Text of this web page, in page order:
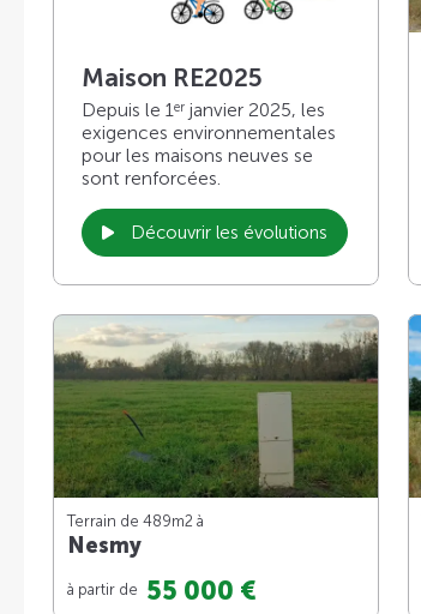
Maison RE2025
Depuis le 1 er janvier 2025, les
exigences environnementales
pour les maisons neuves se
sont renforcées.
Découvrir les évolutions
Terrain de 489m2 à
Nesmy
à partir de 55 000 €